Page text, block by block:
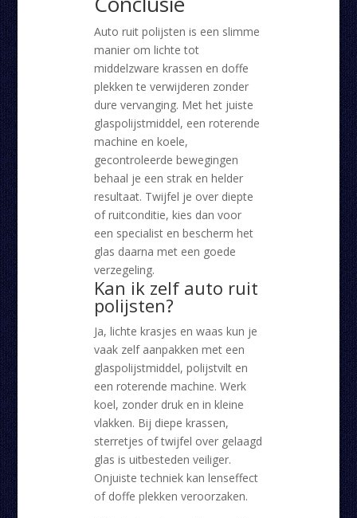
Auto ruit polijsten is een slimme
manier om lichte tot
middelzware krassen en doffe
plekken te verwijderen zonder
dure vervanging. Met het juiste
glaspolijstmiddel, een roterende
machine en koele,
gecontroleerde bewegingen
behaal je een strak en helder
resultaat. Twijfel je over diepte
of ruitconditie, kies dan voor
een specialist en bescherm het
glas daarna met een goede
verzegeling.
Kan ik zelf auto ruit
polijsten?
Ja, lichte krasjes en waas kun je
vaak zelf aanpakken met een
glaspolijstmiddel, polijstvilt en
een roterende machine. Werk
koel, zonder druk en in kleine
vlakken. Bij diepe krassen,
sterretjes of twijfel over gelaagd
glas is uitbesteden veiliger.
Onjuiste techniek kan lenseffect
of doffe plekken veroorzaken.